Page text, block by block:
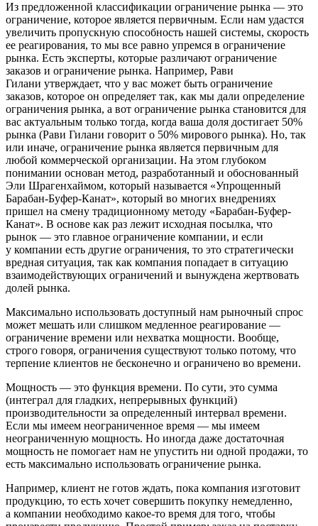
Из предложенной классификации ограничение рынка — это
ограничение, которое является первичным. Если нам удастся
увеличить пропускную способность нашей системы, скорость
ее реагирования, то мы все равно упремся в ограничение
рынка. Есть эксперты, которые различают ограничение
заказов и ограничение рынка. Например, Рави
Гилани утверждает, что у вас может быть ограничение
заказов, которое он определяет так, как мы дали определение
ограничения рынка, а вот ограничение рынка становится для
вас актуальным только тогда, когда ваша доля достигает 50%
рынка (Рави Гилани говорит о 50% мирового рынка). Но, так
или иначе, ограничение рынка является первичным для
любой коммерческой организации. На этом глубоком
понимании основан метод, разработанный и обоснованный
Эли Шрагенхаймом, который называется «Упрощенный
Барабан-Буфер-Канат», который во многих внедрениях
пришел на смену традиционному методу «Барабан-Буфер-
Канат». В основе как раз лежит исходная посылка, что
рынок — это главное ограничение компании, и если
у компании есть другие ограничения, то это стратегически
вредная ситуация, так как компания попадает в ситуацию
взаимодействующих ограничений и вынуждена жертвовать
долей рынка.
Максимально использовать доступный нам рыночный спрос
может мешать или слишком медленное реагирование —
ограничение времени или нехватка мощности. Вообще,
строго говоря, ограничения существуют только потому, что
терпение клиентов не бесконечно и ограничено во времени.
Мощность — это функция времени. По сути, это сумма
(интеграл для гладких, непрерывных функций)
производительности за определенный интервал времени.
Если мы имеем неограниченное время — мы имеем
неограниченную мощность. Но иногда даже достаточная
мощность не помогает нам не упустить ни одной продажи, то
есть максимально использовать ограничение рынка.
Например, клиент не готов ждать, пока компания изготовит
продукцию, то есть хочет совершить покупку немедленно,
а компании необходимо какое-то время для того, чтобы